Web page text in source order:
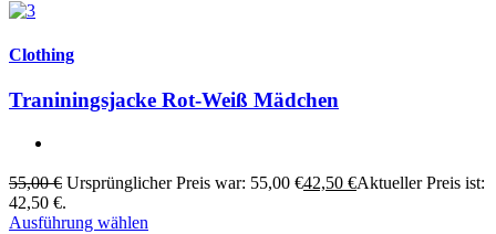
Clothing
Traniningsjacke Rot-Weiß Mädchen
55,00€ Ursprünglicher Preis war: 55,00 €42,50 €Aktueller Preis ist:
42,50 €.
Ausführung wählen